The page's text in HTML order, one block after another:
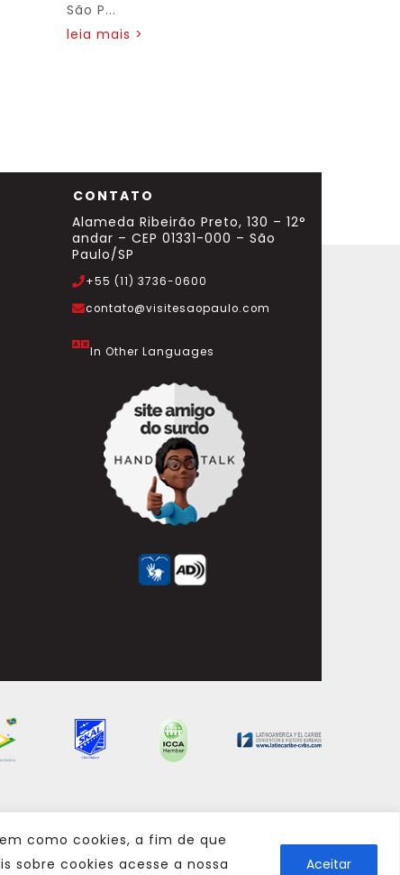
como cookies, a fim de que
sobre cookies acesse a nossa
Aceitar
São P...
leia mais >
CONTATO
Alameda Ribeirão Preto, 130 – 12°
andar – CEP 01331-000 – São
Paulo/SP
+55 (11) 3736-0600
contato@visitesaopaulo.com
In Other Languages